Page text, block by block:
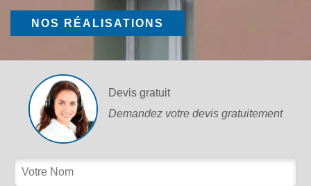
NOS RÉALISATIONS
Devis gratuit
Demandez votre devis gratuitement